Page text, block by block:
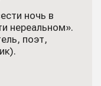
ночь в
нереальном».
поэт,